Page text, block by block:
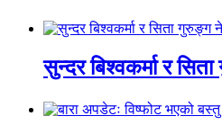
सुन्दर बिश्वकर्मा र